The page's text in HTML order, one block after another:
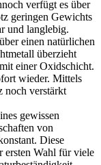
verfügt es über
geringen Gewichts
und langlebig.
einen natürlichen
überzieht
einer Oxidschicht.
wieder. Mittels
noch verstärkt
gewissen
von
Diese
ersten Wahl für viele